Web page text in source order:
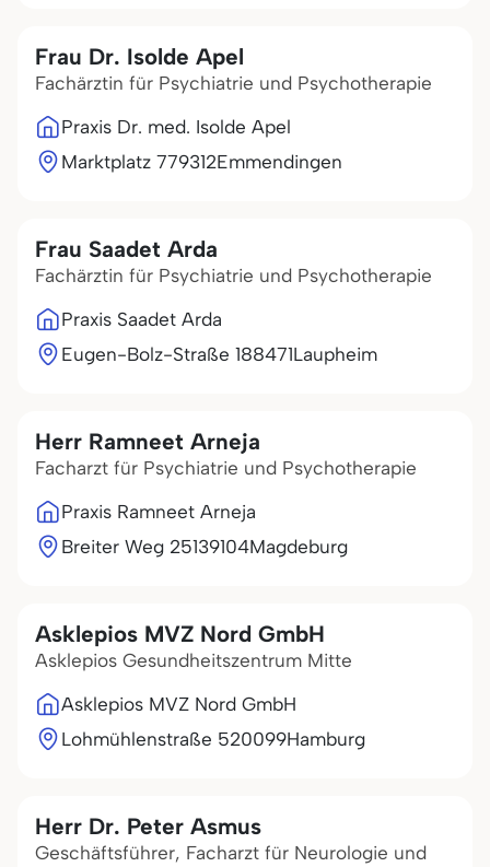
Frau Dr. Isolde Apel
Fachärztin für Psychiatrie und Psychotherapie
Praxis Dr. med. Isolde Apel
Marktplatz 779312Emmendingen
Frau Saadet Arda
Fachärztin für Psychiatrie und Psychotherapie
Praxis Saadet Arda
Eugen-Bolz-Straße 188471Laupheim
Herr Ramneet Arneja
Facharzt für Psychiatrie und Psychotherapie
Praxis Ramneet Arneja
Breiter Weg 25139104Magdeburg
Asklepios MVZ Nord GmbH
Asklepios Gesundheitszentrum Mitte
Asklepios MVZ Nord GmbH
Lohmühlenstraße 520099Hamburg
Herr Dr. Peter Asmus
Geschäftsführer, Facharzt für Neurologie und